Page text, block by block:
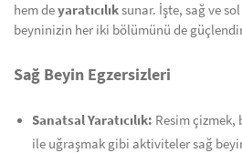
hem deyaratıcılıksunar. İşte, sağ ve
beyninizin her iki bölümünü de
Sağ Beyin Egzersizleri
Sanatsal Yaratıcılık: Resim
ile uğraşmak gibi aktiviteler sağ